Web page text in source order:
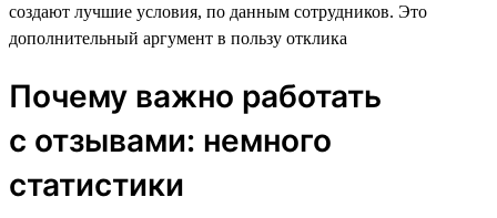
создают лучшие условия, по данным сотрудников. Это
дополнительный аргумент в пользу отклика
Почему важно работать
с отзывами: немного
статистики